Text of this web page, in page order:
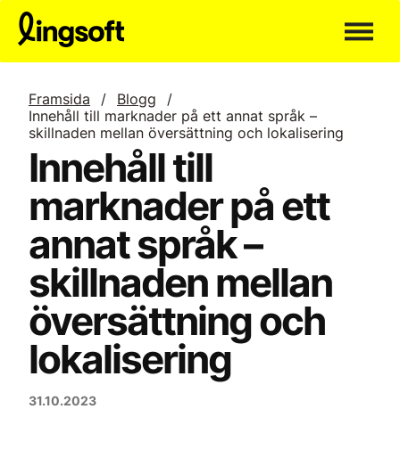
Hoppa
innehållet
Framsida / Blogg
/
Innehåll till marknader på ett annat språk –
skillnaden mellan översättning och lokalisering
Innehåll till
marknader på ett
annat språk –
skillnaden mellan
översättning och
lokalisering
31.10.2023